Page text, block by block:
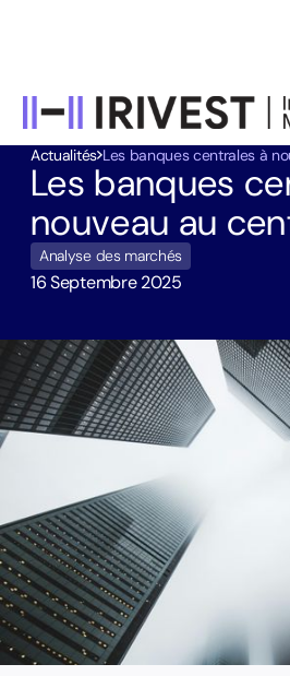
Actualités Les banques centrales à
Les banques
nouveau au
Analyse des marchés
16 Septembre 2025